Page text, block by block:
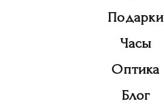
Подарки
Часы
Оптика
Блог